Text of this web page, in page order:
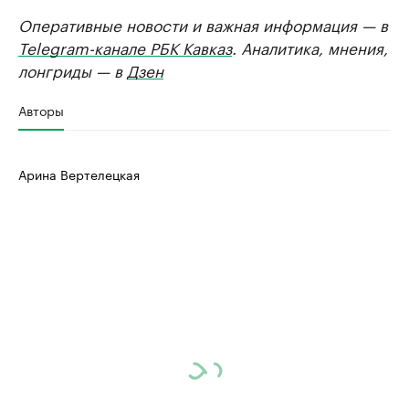
Оперативные новости и важная информация — в
Telegram-канале РБК Кавказ. Аналитика, мнения,
лонгриды — в Дзен
Авторы
Арина Вертелецкая